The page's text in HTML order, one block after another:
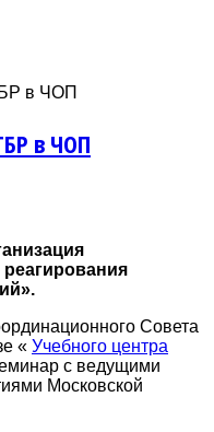
в ЧОП
в ЧОП
Совета
« Учебного центра
с ведущими
Московской